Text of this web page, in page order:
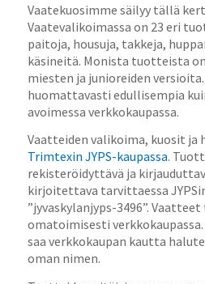
Vaatekuosimme säilyy tällä
Vaatevalikoimassa on 23 eri
paitoja, housuja, takkeja,
käsineitä. Monista tuotteista
miesten ja junioreiden
huomattavasti edullisempia
avoimessa verkkokaupassa.
Vaatteiden valikoima, kuosit ja
Trimtexin JYPS-kaupassa.
rekisteröidyttävä ja
kirjoitettava tarvittaessa
”jyvaskylanjyps-3496”.
omatoimisesti
saa verkkokaupan kautta
oman nimen.